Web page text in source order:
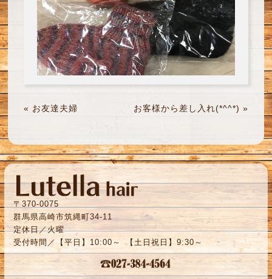
« お友達夫婦 お客様から差し入れ(*^^*) »
〒370-0075
群馬県高崎市筑縄町34-11
定休日／火曜
受付時間／【平日】10:00～ 【土日祝日】9:30～